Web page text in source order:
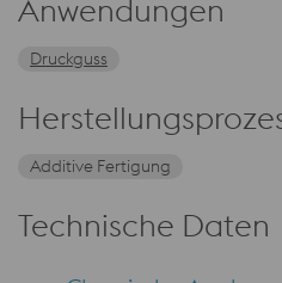
Anwendungen
Druckguss
Additive Fertigung
Technische Daten